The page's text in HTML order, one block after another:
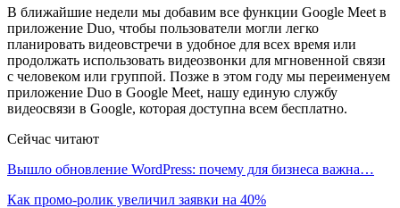
В ближайшие недели мы добавим все функции Google Meet в
приложение Duo, чтобы пользователи могли легко
планировать видеовстречи в удобное для всех время или
продолжать использовать видеозвонки для мгновенной связи
с человеком или группой. Позже в этом году мы переименуем
приложение Duo в Google Meet, нашу единую службу
видеосвязи в Google, которая доступна всем бесплатно.
Сейчас читают
Вышло обновление WordPress: почему для бизнеса важна…
Как промо-ролик увеличил заявки на 40%